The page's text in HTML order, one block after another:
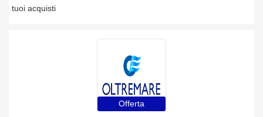
tuoi acquisti
Offerta